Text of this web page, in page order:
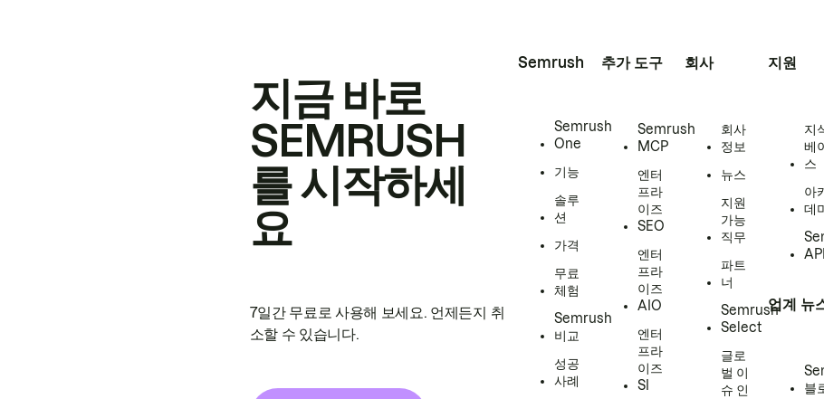
지금 바로
SEMRUSH
를 시작하세
요
7일간 무료로 사용해 보세요. 언제든지 취
소할 수 있습니다.
Semrush
Semrush
One
기능
솔루
션
가격
무료
체험
Semrush
비교
성공
사례
추가 도구
Semrush
MCP
엔터
프라
이즈
SEO
엔터
프라
이즈
AIO
엔터
프라
이즈
SI
회사
회사
정보
뉴스
지원
가능
직무
파트
너
Semrush
Select
글로
벌 이
슈 인
지원
지
베
스
아
데
업계 뉴
블